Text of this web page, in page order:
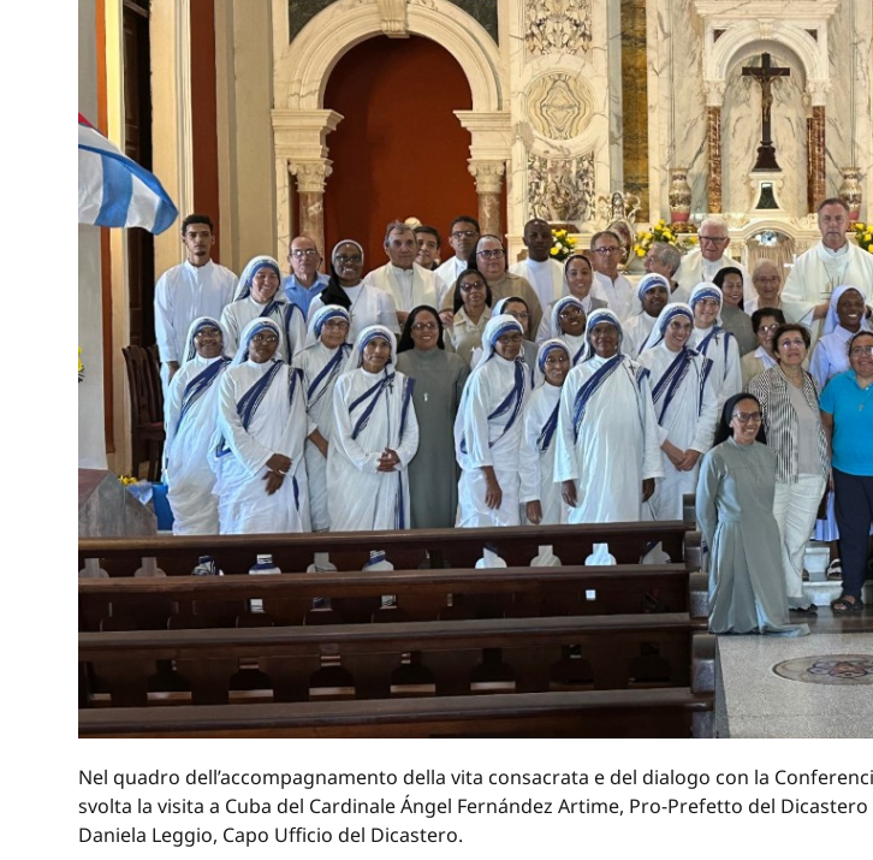
Nel quadro dell’accompagnamento della vita consacrata e del dialogo con la
svolta la visita a Cuba del Cardinale Ángel Fernández Artime, Pro-Prefetto del
Daniela Leggio, Capo Ufficio del Dicastero.